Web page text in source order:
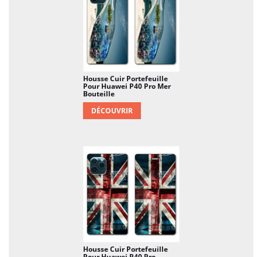
Housse Cuir Portefeuille
Pour Huawei P40 Pro Mer
Bouteille
DÉCOUVRIR
Housse Cuir Portefeuille